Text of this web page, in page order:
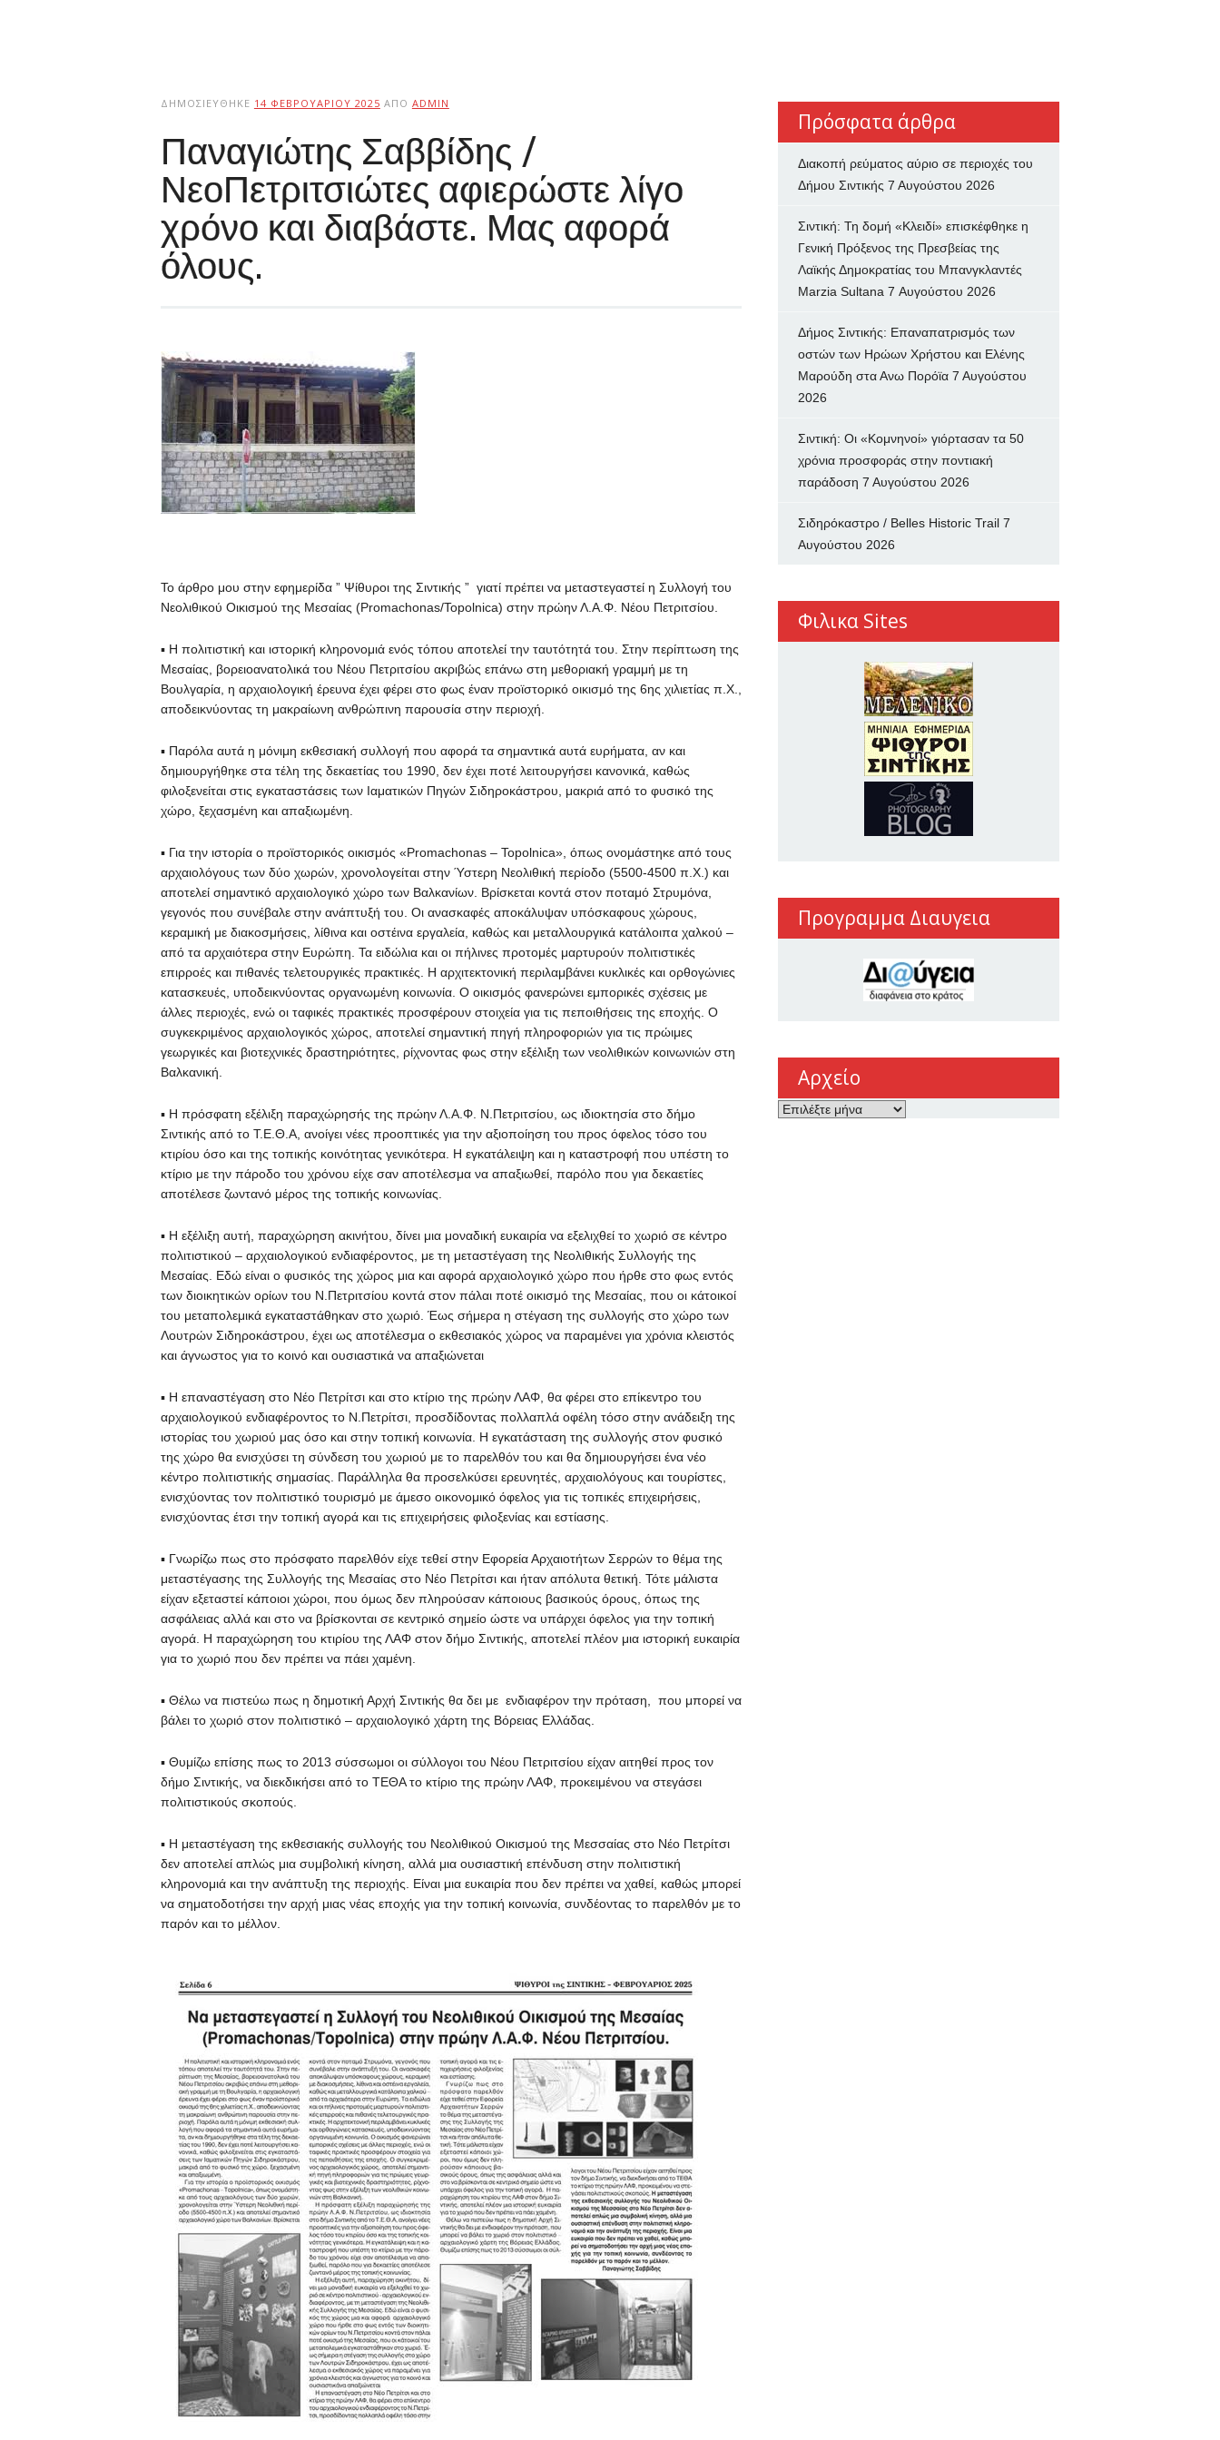
ΔΗΜΟΣΙΕΎΘΗΚΕ 14 ΦΕΒΡΟΥΑΡΊΟΥ 2025 ΑΠΌ ADMIN
Παναγιώτης Σαββίδης /
ΝεοΠετριτσιώτες αφιερώστε λίγο
χρόνο και διαβάστε. Μας αφορά
όλους.
Το άρθρο μου στην εφημερίδα ” Ψίθυροι της Σιντικής ” γιατί πρέπει να μεταστεγαστεί η Συλλογή του
Νεολιθικού Οικισμού της Μεσαίας (Promachonas/Topolnica) στην πρώην Λ.Α.Φ. Νέου Πετριτσίου.
▪ Η πολιτιστική και ιστορική κληρονομιά ενός τόπου αποτελεί την ταυτότητά του. Στην περίπτωση της
Μεσαίας, βορειοανατολικά του Νέου Πετριτσίου ακριβώς επάνω στη μεθοριακή γραμμή με τη
Βουλγαρία, η αρχαιολογική έρευνα έχει φέρει στο φως έναν προϊστορικό οικισμό της 6ης χιλιετίας π.Χ.,
αποδεικνύοντας τη μακραίωνη ανθρώπινη παρουσία στην περιοχή.
▪ Παρόλα αυτά η μόνιμη εκθεσιακή συλλογή που αφορά τα σημαντικά αυτά ευρήματα, αν και
δημιουργήθηκε στα τέλη της δεκαετίας του 1990, δεν έχει ποτέ λειτουργήσει κανονικά, καθώς
φιλοξενείται στις εγκαταστάσεις των Ιαματικών Πηγών Σιδηροκάστρου, μακριά από το φυσικό της
χώρο, ξεχασμένη και απαξιωμένη.
▪ Για την ιστορία ο προϊστορικός οικισμός «Promachonas – Topolnica», όπως ονομάστηκε από τους
αρχαιολόγους των δύο χωρών, χρονολογείται στην Ύστερη Νεολιθική περίοδο (5500-4500 π.Χ.) και
αποτελεί σημαντικό αρχαιολογικό χώρο των Βαλκανίων. Βρίσκεται κοντά στον ποταμό Στρυμόνα,
γεγονός που συνέβαλε στην ανάπτυξή του. Οι ανασκαφές αποκάλυψαν υπόσκαφους χώρους,
κεραμική με διακοσμήσεις, λίθινα και οστέινα εργαλεία, καθώς και μεταλλουργικά κατάλοιπα χαλκού –
από τα αρχαιότερα στην Ευρώπη. Τα ειδώλια και οι πήλινες προτομές μαρτυρούν πολιτιστικές
επιρροές και πιθανές τελετουργικές πρακτικές. Η αρχιτεκτονική περιλαμβάνει κυκλικές και ορθογώνιες
κατασκευές, υποδεικνύοντας οργανωμένη κοινωνία. Ο οικισμός φανερώνει εμπορικές σχέσεις με
άλλες περιοχές, ενώ οι ταφικές πρακτικές προσφέρουν στοιχεία για τις πεποιθήσεις της εποχής. Ο
συγκεκριμένος αρχαιολογικός χώρος, αποτελεί σημαντική πηγή πληροφοριών για τις πρώιμες
γεωργικές και βιοτεχνικές δραστηριότητες, ρίχνοντας φως στην εξέλιξη των νεολιθικών κοινωνιών στη
Βαλκανική.
▪ Η πρόσφατη εξέλιξη παραχώρησής της πρώην Λ.Α.Φ. Ν.Πετριτσίου, ως ιδιοκτησία στο δήμο
Σιντικής από το Τ.Ε.Θ.Α, ανοίγει νέες προοπτικές για την αξιοποίηση του προς όφελος τόσο του
κτιρίου όσο και της τοπικής κοινότητας γενικότερα. Η εγκατάλειψη και η καταστροφή που υπέστη το
κτίριο με την πάροδο του χρόνου είχε σαν αποτέλεσμα να απαξιωθεί, παρόλο που για δεκαετίες
αποτέλεσε ζωντανό μέρος της τοπικής κοινωνίας.
▪ Η εξέλιξη αυτή, παραχώρηση ακινήτου, δίνει μια μοναδική ευκαιρία να εξελιχθεί το χωριό σε κέντρο
πολιτιστικού – αρχαιολογικού ενδιαφέροντος, με τη μεταστέγαση της Νεολιθικής Συλλογής της
Μεσαίας. Εδώ είναι ο φυσικός της χώρος μια και αφορά αρχαιολογικό χώρο που ήρθε στο φως εντός
των διοικητικών ορίων του Ν.Πετριτσίου κοντά στον πάλαι ποτέ οικισμό της Μεσαίας, που οι κάτοικοί
του μεταπολεμικά εγκαταστάθηκαν στο χωριό. Έως σήμερα η στέγαση της συλλογής στο χώρο των
Λουτρών Σιδηροκάστρου, έχει ως αποτέλεσμα ο εκθεσιακός χώρος να παραμένει για χρόνια κλειστός
και άγνωστος για το κοινό και ουσιαστικά να απαξιώνεται
▪ Η επαναστέγαση στο Νέο Πετρίτσι και στο κτίριο της πρώην ΛΑΦ, θα φέρει στο επίκεντρο του
αρχαιολογικού ενδιαφέροντος το Ν.Πετρίτσι, προσδίδοντας πολλαπλά οφέλη τόσο στην ανάδειξη της
ιστορίας του χωριού μας όσο και στην τοπική κοινωνία. Η εγκατάσταση της συλλογής στον φυσικό
της χώρο θα ενισχύσει τη σύνδεση του χωριού με το παρελθόν του και θα δημιουργήσει ένα νέο
κέντρο πολιτιστικής σημασίας. Παράλληλα θα προσελκύσει ερευνητές, αρχαιολόγους και τουρίστες,
ενισχύοντας τον πολιτιστικό τουρισμό με άμεσο οικονομικό όφελος για τις τοπικές επιχειρήσεις,
ενισχύοντας έτσι την τοπική αγορά και τις επιχειρήσεις φιλοξενίας και εστίασης.
▪ Γνωρίζω πως στο πρόσφατο παρελθόν είχε τεθεί στην Εφορεία Αρχαιοτήτων Σερρών το θέμα της
μεταστέγασης της Συλλογής της Μεσαίας στο Νέο Πετρίτσι και ήταν απόλυτα θετική. Τότε μάλιστα
είχαν εξεταστεί κάποιοι χώροι, που όμως δεν πληρούσαν κάποιους βασικούς όρους, όπως της
ασφάλειας αλλά και στο να βρίσκονται σε κεντρικό σημείο ώστε να υπάρχει όφελος για την τοπική
αγορά. Η παραχώρηση του κτιρίου της ΛΑΦ στον δήμο Σιντικής, αποτελεί πλέον μια ιστορική ευκαιρία
για το χωριό που δεν πρέπει να πάει χαμένη.
▪ Θέλω να πιστεύω πως η δημοτική Αρχή Σιντικής θα δει με ενδιαφέρον την πρόταση, που μπορεί να
βάλει το χωριό στον πολιτιστικό – αρχαιολογικό χάρτη της Βόρειας Ελλάδας.
▪ Θυμίζω επίσης πως το 2013 σύσσωμοι οι σύλλογοι του Νέου Πετριτσίου είχαν αιτηθεί προς τον
δήμο Σιντικής, να διεκδικήσει από το ΤΕΘΑ το κτίριο της πρώην ΛΑΦ, προκειμένου να στεγάσει
πολιτιστικούς σκοπούς.
▪ Η μεταστέγαση της εκθεσιακής συλλογής του Νεολιθικού Οικισμού της Μεσσαίας στο Νέο Πετρίτσι
δεν αποτελεί απλώς μια συμβολική κίνηση, αλλά μια ουσιαστική επένδυση στην πολιτιστική
κληρονομιά και την ανάπτυξη της περιοχής. Είναι μια ευκαιρία που δεν πρέπει να χαθεί, καθώς μπορεί
να σηματοδοτήσει την αρχή μιας νέας εποχής για την τοπική κοινωνία, συνδέοντας το παρελθόν με το
παρόν και το μέλλον.
Πρόσφατα άρθρα
Διακοπή ρεύματος αύριο σε περιοχές του
Δήμου Σιντικής 7 Αυγούστου 2026
Σιντική: Τη δομή «Κλειδί» επισκέφθηκε η
Γενική Πρόξενος της Πρεσβείας της
Λαϊκής Δημοκρατίας του Μπανγκλαντές
Marzia Sultana 7 Αυγούστου 2026
Δήμος Σιντικής: Επαναπατρισμός των
oστών των Ηρώων Χρήστου και Ελένης
Μαρούδη στα Ανω Πορόϊα 7 Αυγούστου
2026
Σιντική: Οι «Κομνηνοί» γιόρτασαν τα 50
χρόνια προσφοράς στην ποντιακή
παράδοση 7 Αυγούστου 2026
Σιδηρόκαστρο / Belles Historic Trail 7
Αυγούστου 2026
Φιλικα Sites
Προγραμμα Διαυγεια
Αρχείο
Αρχείο